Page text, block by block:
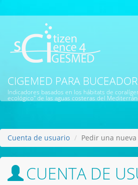
CIGEMED PARA
Indicadores basados en los hábitats de
ecológico" de las aguas costeras del
Cuenta de usuario Pedir una
CUENTA DE